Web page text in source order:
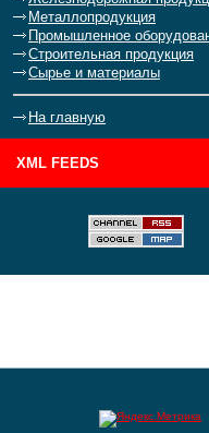
Металлопродукция
Промышленное
Строительная продукция
Сырье и материалы
На главную
XML FEEDS